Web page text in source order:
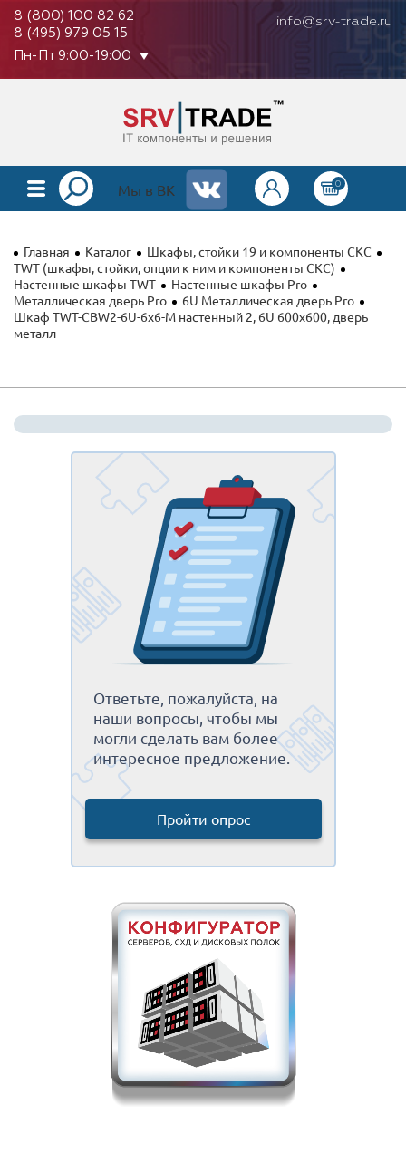
8 (800) 100 82 62
8 (495) 979 05 15
info@srv-trade.ru
Пн-Пт 9:00-19:00
КАТАЛОГ
ОПЛАТА
ГАРАНТИЯ
Мы в ВК 0
Главная Каталог
Шкафы, стойки 19 и компоненты СКС
TWT (шкафы, стойки, опции к ним и компоненты СКС)
Настенные шкафы TWT
Настенные шкафы Pro
Металлическая дверь Pro
6U Металлическая дверь Pro
Шкаф TWT-CBW2-6U-6x6-M настенный 2, 6U 600x600, дверь
металл
Ответьте, пожалуйста, на
наши вопросы, чтобы мы
могли сделать вам более
интересное предложение.
Пройти опрос